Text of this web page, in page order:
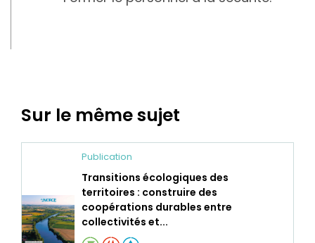
Sur le même sujet
Publication
Transitions écologiques des
territoires : construire des
coopérations durables entre
collectivités et...